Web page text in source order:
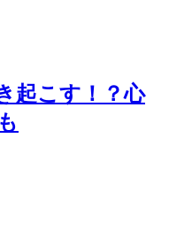
起こす！？心